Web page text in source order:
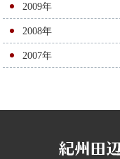
2009年
2008年
2007年